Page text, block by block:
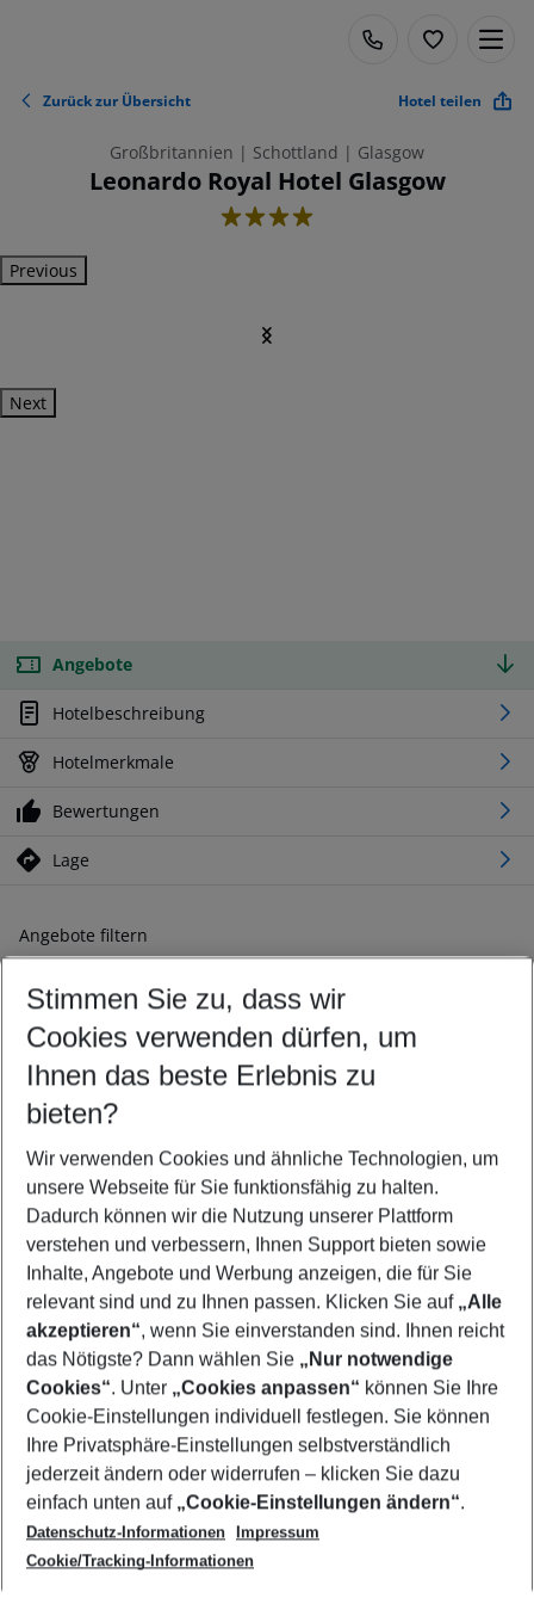
Zurück zur Übersicht Hotel teilen
Großbritannien | Schottland | Glasgow
Leonardo Royal Hotel Glasgow
4
Previous
Next
Angebote
Hotelbeschreibung
Hotelmerkmale
Bewertungen
Lage
Angebote filtern
Ändern Sie Ihre Kriterien nach Ihren Wünschen
Abflughafen wählen
Beliebiger Abflughafen
Reisezeitraum wählen
10.08.26– 08.08.27 5-8 Nächte
2 Erwachsene Keine Kinder
Mehr Filter anzeigen
Footer
Footer navigation
Über uns
AGB
Cookie-Einstellungen ändern
Cookie-Richtlinie
Datenschutz
Service & Hilfe
Barrierefreies Reisen
Check-in
Folgen Sie uns
Stimmen Sie zu, dass wir
Cookies verwenden dürfen, um
Ihnen das beste Erlebnis zu
bieten?
Wir verwenden Cookies und ähnliche Technologien, um
unsere Webseite für Sie funktionsfähig zu halten.
Dadurch können wir die Nutzung unserer Plattform
verstehen und verbessern, Ihnen Support bieten sowie
Inhalte, Angebote und Werbung anzeigen, die für Sie
relevant sind und zu Ihnen passen. Klicken Sie auf „Alle
akzeptieren“, wenn Sie einverstanden sind. Ihnen reicht
das Nötigste? Dann wählen Sie „Nur notwendige
Cookies“. Unter „Cookies anpassen“ können Sie Ihre
Cookie-Einstellungen individuell festlegen. Sie können
Ihre Privatsphäre-Einstellungen selbstverständlich
jederzeit ändern oder widerrufen – klicken Sie dazu
einfach unten auf „Cookie-Einstellungen ändern“.
Datenschutz-Informationen
Impressum
Cookie/Tracking-Informationen